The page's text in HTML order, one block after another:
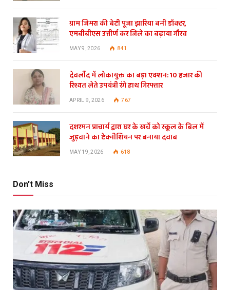
ग्राम जिमरा की बेटी पूजा झारिया बनी डॉक्टर,
एमबीबीएस उत्तीर्ण कर जिले का बढ़ाया गौरव
MAY 9, 2026 841
देवलौंद में लोकायुक्त का बड़ा एक्शन: 10 हजार की
रिश्वत लेते उपयंत्री रंगे हाथ गिरफ्तार
APRIL 9, 2026 767
दशरमन प्राचार्य द्वारा घर के खर्चे को स्कूल के बिल में
जुड़वाने का टेक्नीशियन पर बनाया दवाब
MAY 19, 2026 618
Don't Miss